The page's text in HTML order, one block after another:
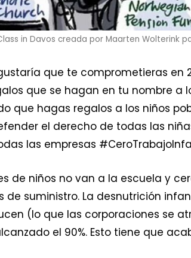
in Davos creada por Maarten Wolterink
que te comprometieras en
que se hagan en tu nombre a
que hagas regalos a los niños
el derecho de todas las
las empresas
de niños no van a la escuela y
suministro. La desnutrición
(lo que las corporaciones se
el 90%. Esto tiene que